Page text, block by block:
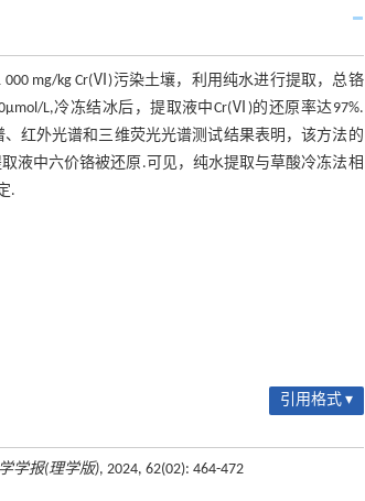
mg/kg Cr(Ⅵ)污染土壤，利用纯水进行提取，总铬
L,冷冻结冰后，提取液中Cr(Ⅵ)的还原率达97%.
、红外光谱和三维荧光光谱测试结果表明，该方法的
液中六价铬被还原.可见，纯水提取与草酸冷冻法相
.
引用格式 ▾
学报(理学版), 2024, 62(02): 464-472